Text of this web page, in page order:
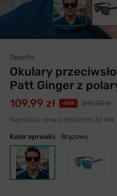
Gepetto
Okulary
Patt Ginger z
109,99 zł -54%
240,00 zł
Najniższa cena z ostatnich 30 dni:
Kolor oprawki: Brązowy